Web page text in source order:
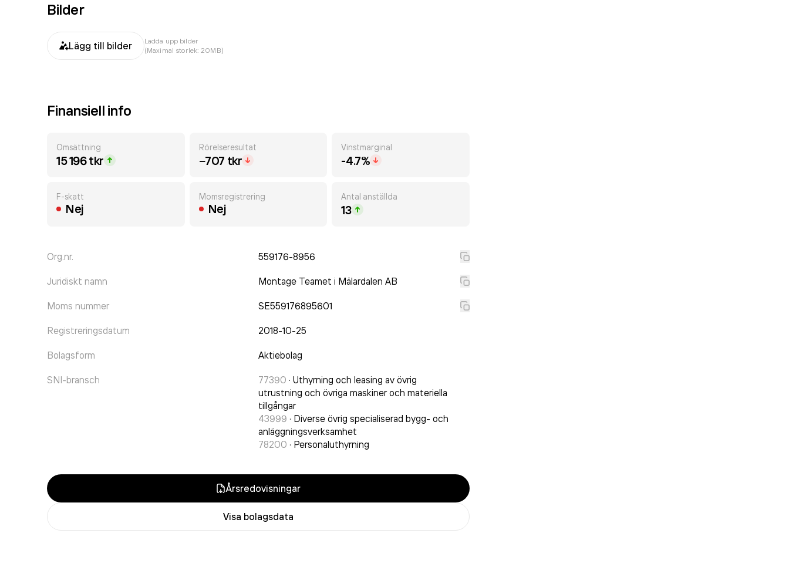
Bilder
Lägg till bilder
Ladda upp bilder
(Maximal storlek: 20MB)
Finansiell info
Omsättning
15 196 tkr
Rörelseresultat
−707 tkr
Vinstmarginal
-4.7%
F-skatt
Nej
Momsregistrering
Nej
Antal anställda
13
Org.nr. 559176-8956
Juridiskt namn Montage Teamet i Mälardalen AB
Moms nummer SE559176895601
Registreringsdatum 2018-10-25
Bolagsform Aktiebolag
SNI-bransch 77390 · Uthyrning och leasing av övrig
utrustning och övriga maskiner och materiella
tillgångar
43999 · Diverse övrig specialiserad bygg- och
anläggningsverksamhet
78200 · Personaluthyrning
Årsredovisningar
Visa bolagsdata